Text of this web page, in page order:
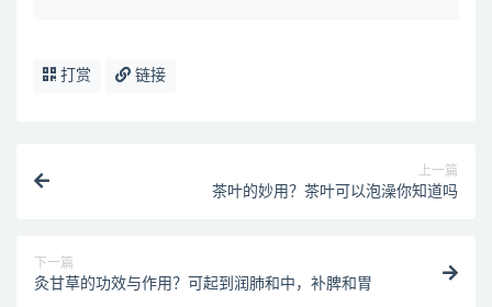
打赏 链接
上一篇
茶叶的妙用？茶叶可以泡澡你知道吗
下一篇
灸甘草的功效与作用？可起到润肺和中，补脾和胃